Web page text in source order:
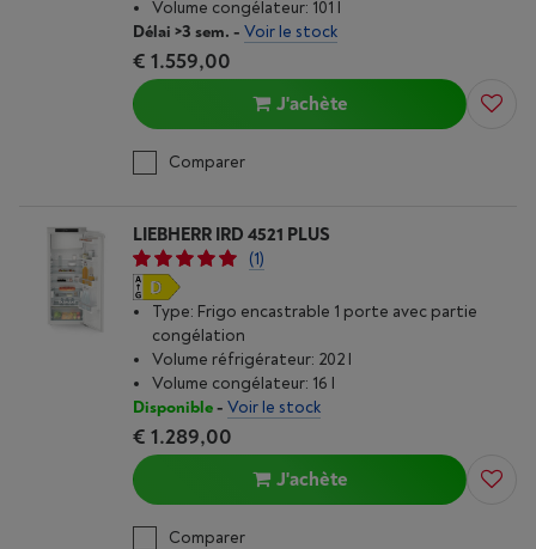
Volume congélateur: 101 l
Délai >3 sem. - Voir le stock
€ 1.559,00
J'achète
Comparer
LIEBHERR IRD 4521 PLUS
(1)
Type: Frigo encastrable 1 porte avec partie
congélation
Volume réfrigérateur: 202 l
Volume congélateur: 16 l
Disponible- Voir le stock
€ 1.289,00
J'achète
Comparer